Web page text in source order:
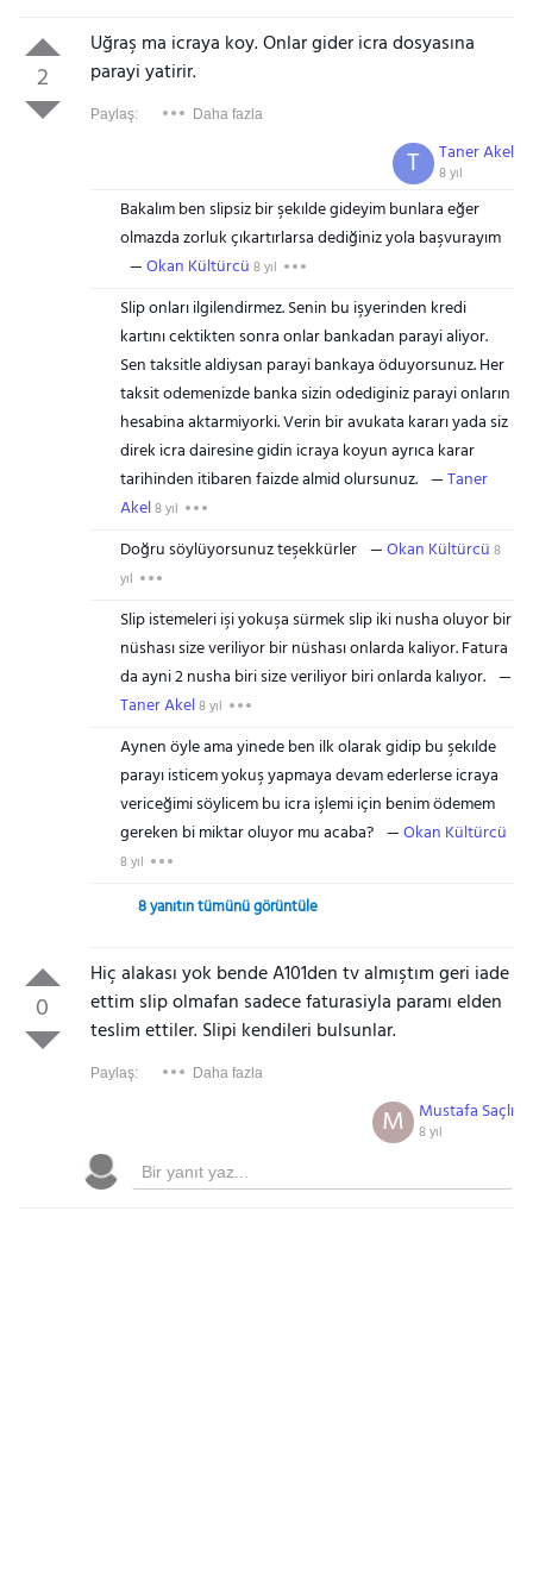
2
Uğraş ma icraya koy. Onlar gider icra dosyasına
parayi yatirir.
Paylaş: Daha fazla
Taner Akel
8 yıl
T
Bakalım ben slipsiz bir şekılde gideyim bunlara eğer
olmazda zorluk çıkartırlarsa dediğiniz yola başvurayım
Okan Kültürcü 8 yıl
Slip onları ilgilendirmez. Senin bu işyerinden kredi
kartını cektikten sonra onlar bankadan parayi aliyor.
Sen taksitle aldiysan parayi bankaya öduyorsunuz. Her
taksit odemenizde banka sizin odediginiz parayi onların
hesabina aktarmiyorki. Verin bir avukata kararı yada siz
direk icra dairesine gidin icraya koyun ayrıca karar
tarihinden itibaren faizde almid olursunuz.
Taner
Akel8 yıl
Doğru söylüyorsunuz teşekkürler Okan Kültürcü 8
yıl
Slip istemeleri işi yokuşa sürmek slip iki nusha oluyor bir
nüshası size veriliyor bir nüshası onlarda kaliyor. Fatura
da ayni 2 nusha biri size veriliyor biri onlarda kalıyor.
Taner Akel8 yıl
Aynen öyle ama yinede ben ilk olarak gidip bu şekılde
parayı isticem yokuş yapmaya devam ederlerse icraya
vericeğimi söylicem bu icra işlemi için benim ödemem
gereken bi miktar oluyor mu acaba?
Okan Kültürcü
8 yıl
8 yanıtın tümünü görüntüle
0
Hiç alakası yok bende A101den tv almıştım geri iade
ettim slip olmafan sadece faturasiyla paramı elden
teslim ettiler. Slipi kendileri bulsunlar.
Paylaş: Daha fazla
Mustafa Saçlı
8 yıl
M